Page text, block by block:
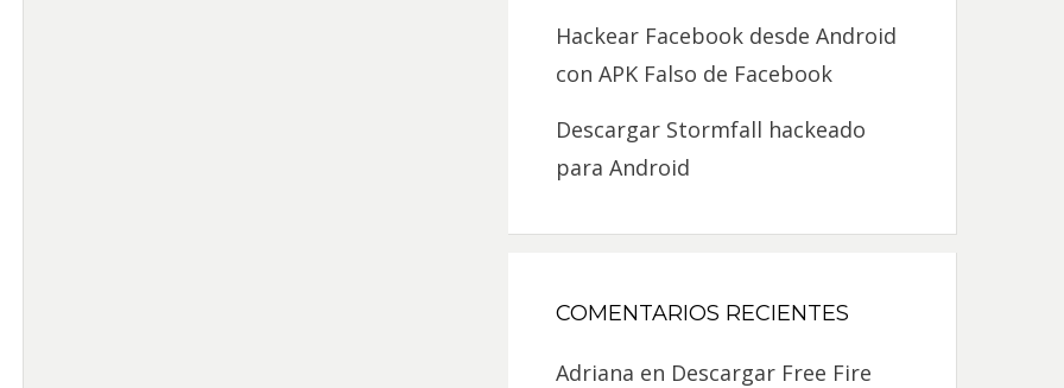
Hackear Facebook desde Android
con APK Falso de Facebook
Descargar Stormfall hackeado
para Android
COMENTARIOS RECIENTES
Adriana en Descargar Free Fire